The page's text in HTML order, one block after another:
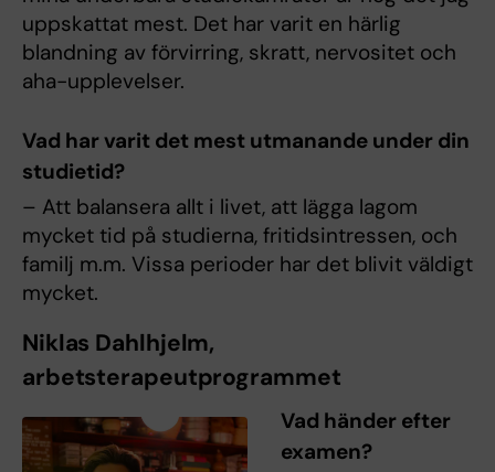
uppskattat mest. Det har varit en härlig
blandning av förvirring, skratt, nervositet och
aha-upplevelser.
Vad har varit det mest utmanande under din
studietid?
– Att balansera allt i livet, att lägga lagom
mycket tid på studierna, fritidsintressen, och
familj m.m. Vissa perioder har det blivit väldigt
mycket.
Niklas Dahlhjelm,
arbetsterapeutprogrammet
Vad händer efter
examen?